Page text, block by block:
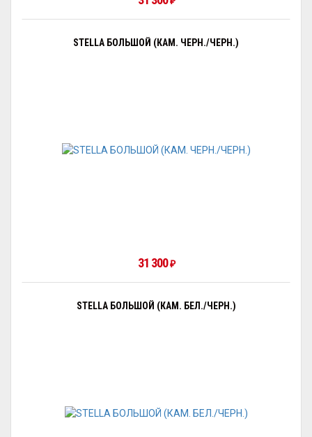
STELLA БОЛЬШОЙ (КАМ. ЧЕРН./ЧЕРН.)
31 300₽
STELLA БОЛЬШОЙ (КАМ. БЕЛ./ЧЕРН.)